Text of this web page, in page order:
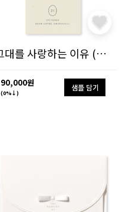
그대를 사랑하는 이유 (한글)
90,000원
(0%↓)
샘플 담기